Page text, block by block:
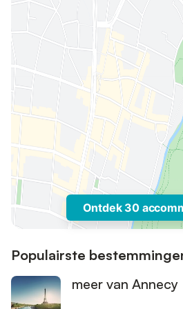
Ontdek 30
Populairste
meer van Annecy